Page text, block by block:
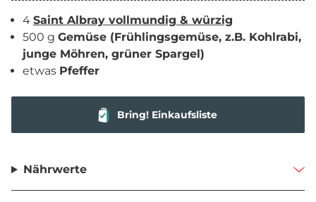
4 Saint Albray vollmundig & würzig
500 g Gemüse (Frühlingsgemüse, z.B. Kohlrabi,
junge Möhren, grüner Spargel)
etwas Pfeffer
Bring! Einkaufsliste
Nährwerte